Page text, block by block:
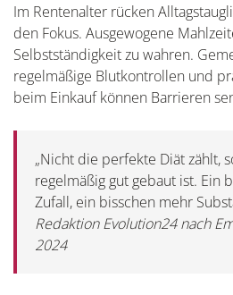
Im Rentenalter rücken
den Fokus. Ausgewogene
Selbstständigkeit zu wahren.
regelmäßige Blutkontrollen und
beim Einkauf können Barrieren
„Nicht die perfekte Diät zählt,
regelmäßig gut gebaut ist. Ein
Zufall, ein bisschen mehr
Redaktion Evolution24 nach
2024